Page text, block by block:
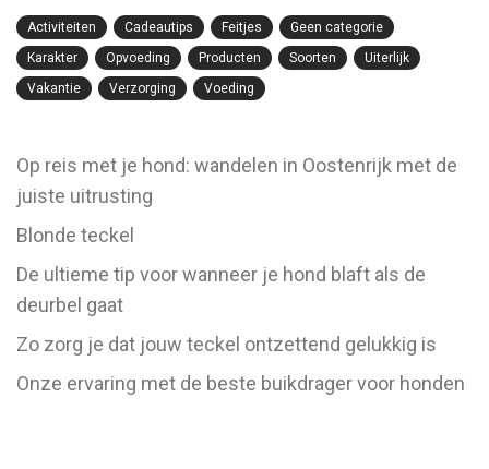
Activiteiten Cadeautips Feitjes
Geen categorie
Karakter
Opvoeding Producten Soorten
Uiterlijk
Vakantie
Verzorging Voeding
Op reis met je hond: wandelen in Oostenrijk met de
juiste uitrusting
Blonde teckel
De ultieme tip voor wanneer je hond blaft als de
deurbel gaat
Zo zorg je dat jouw teckel ontzettend gelukkig is
Onze ervaring met de beste buikdrager voor honden